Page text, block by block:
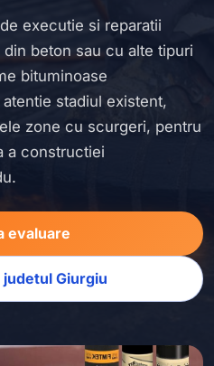
executie si reparatii
beton sau cu alte tipuri
bituminoase
stadiul existent,
zone cu scurgeri, pentru
a constructiei
evaluare
Giurgiu